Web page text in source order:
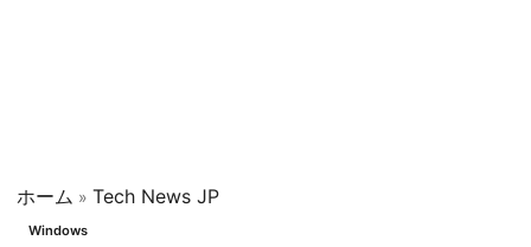
ホーム » Tech News JP
Windows